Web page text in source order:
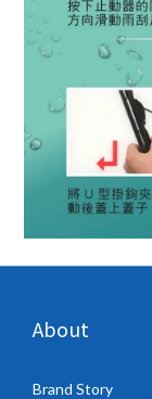
About
Brand Story